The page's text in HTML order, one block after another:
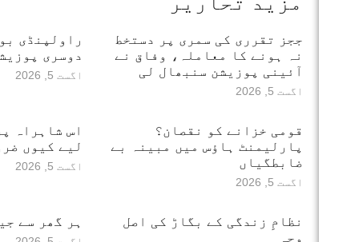
ججز تقرری کی سمری پر دستخط
نہ ہونے کا معاملہ، وفاق نے
آئینی پوزیشن سنبھال لی
اگست 5, 2026
راولپنڈی
دوسری
اگست 5, 2026
قومی خزانے کو نقصان؟
پارلیمنٹ ہاؤس میں مبینہ بے
ضابطگیاں
اگست 5, 2026
اس شاہراہ
لیے کیوں
اگست 5, 2026
نظامِ زندگی کے بگاڑ کی اصل
وجہ
ہر گھر سے